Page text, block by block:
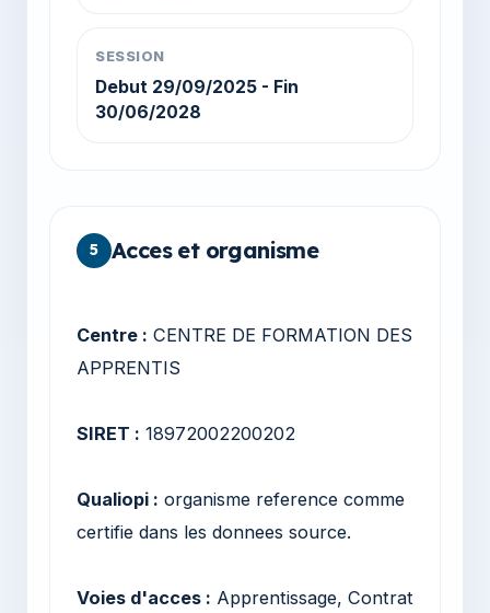
SESSION
Debut 29/09/2025 - Fin
30/06/2028
5 Acces et organisme
Centre : CENTRE DE FORMATION DES
APPRENTIS
SIRET : 18972002200202
Qualiopi : organisme reference comme
certifie dans les donnees source.
Voies d'acces : Apprentissage, Contrat